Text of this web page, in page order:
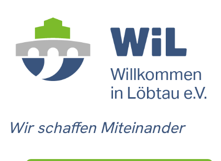
Wir schaffen Miteinander